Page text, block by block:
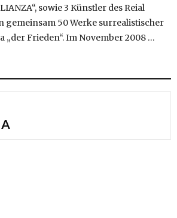
sowie 3 Künstler des Reial
gemeinsam 50 Werke surrealistischer
„der Frieden“. Im November 2008 …